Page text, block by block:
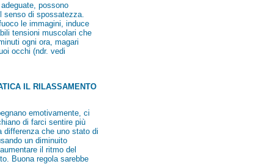
possono
senso di spossatezza.
le immagini, induce
tensioni muscolari che
ogni ora, magari
occhi (ndr. vedi
IL RILASSAMENTO
emotivamente, ci
di farci sentire più
differenza che uno stato di
un diminuito
il ritmo del
Buona regola sarebbe